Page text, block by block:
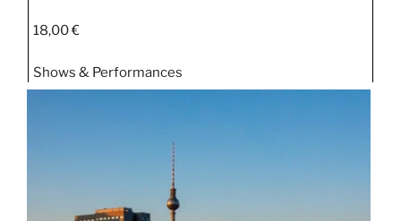
18,00 €
Shows & Performances